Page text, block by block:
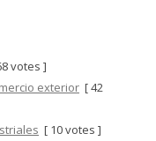
votes ]
exterior [ 42
[ 10 votes ]